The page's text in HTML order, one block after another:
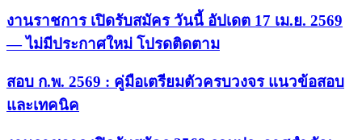
งานราชการ เปิดรับสมัคร วันนี้ อัปเดต 17 เม.ย. 2569
— ไม่มีประกาศใหม่ โปรดติดตาม
สอบ ก.พ. 2569 : คู่มือเตรียมตัวครบวงจร แนวข้อสอบ
และเทคนิค